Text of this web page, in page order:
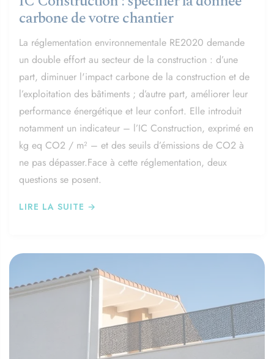
carbone de votre chantier​​​​​​​
La réglementation environnementale RE2020 demande
un double effort au secteur de la construction : d’une
part, diminuer l'impact carbone de la construction et de
l’exploitation des bâtiments ; d’autre part, améliorer leur
performance énergétique et leur confort. Elle introduit
notamment un indicateur – l’IC Construction, exprimé en
kg eq CO2 / m² – et des seuils d’émissions de CO2 à
ne pas dépasser.Face à cette réglementation, deux
questions se posent.
LIRE LA SUITE →